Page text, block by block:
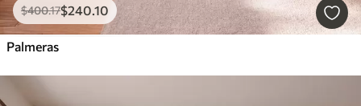
$400.17$240 .10
Palmeras